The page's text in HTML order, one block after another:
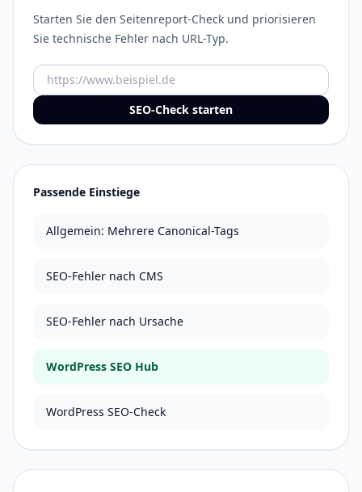
Starten Sie den Seitenreport-Check und priorisieren
Sie technische Fehler nach URL-Typ.
URL
SEO-Check starten
Passende Einstiege
Allgemein: Mehrere Canonical-Tags
SEO-Fehler nach CMS
SEO-Fehler nach Ursache
WordPress SEO Hub
WordPress SEO-Check